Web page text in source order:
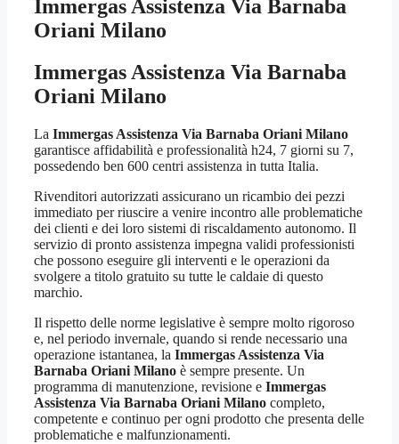
Immergas Assistenza Via Barnaba
Oriani Milano
Immergas Assistenza Via Barnaba
Oriani Milano
La Immergas Assistenza Via Barnaba Oriani Milano
garantisce affidabilità e professionalità h24, 7 giorni su 7,
possedendo ben 600 centri assistenza in tutta Italia.
Rivenditori autorizzati assicurano un ricambio dei pezzi
immediato per riuscire a venire incontro alle problematiche
dei clienti e dei loro sistemi di riscaldamento autonomo. Il
servizio di pronto assistenza impegna validi professionisti
che possono eseguire gli interventi e le operazioni da
svolgere a titolo gratuito su tutte le caldaie di questo
marchio.
Il rispetto delle norme legislative è sempre molto rigoroso
e, nel periodo invernale, quando si rende necessario una
operazione istantanea, la Immergas Assistenza Via
Barnaba Oriani Milano è sempre presente. Un
programma di manutenzione, revisione e Immergas
Assistenza Via Barnaba Oriani Milano completo,
competente e continuo per ogni prodotto che presenta delle
problematiche e malfunzionamenti.